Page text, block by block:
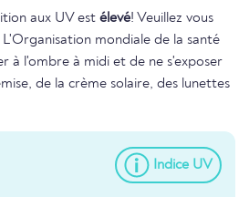
aux UV est élevé! Veuillez vous
mondiale de la santé
à l'ombre à midi et de ne s'exposer
de la crème solaire, des lunettes
Indice UV